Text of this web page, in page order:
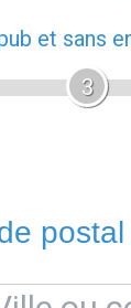
et sans
3